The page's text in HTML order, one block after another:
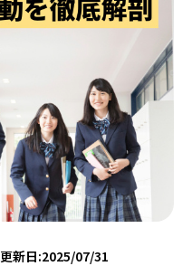
更新日:2025/07/31